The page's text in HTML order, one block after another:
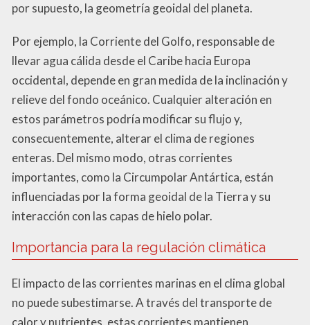
por supuesto, la geometría geoidal del planeta.
Por ejemplo, la Corriente del Golfo, responsable de
llevar agua cálida desde el Caribe hacia Europa
occidental, depende en gran medida de la inclinación y
relieve del fondo oceánico. Cualquier alteración en
estos parámetros podría modificar su flujo y,
consecuentemente, alterar el clima de regiones
enteras. Del mismo modo, otras corrientes
importantes, como la Circumpolar Antártica, están
influenciadas por la forma geoidal de la Tierra y su
interacción con las capas de hielo polar.
Importancia para la regulación climática
El impacto de las corrientes marinas en el clima global
no puede subestimarse. A través del transporte de
calor y nutrientes, estas corrientes mantienen